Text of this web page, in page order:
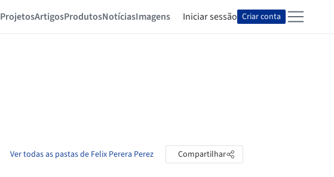
ProjetosArtigosProdutosNotíciasImagens Iniciar sessão Criar conta
Ver todas as pastas de Felix Perera Perez Compartilhar